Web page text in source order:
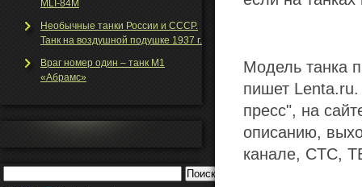
MLI-84M
Необычные танки Росcии и СССР.
Танк на воздушной подушке 1937 г.
Враг номер один – танк М1
«Абрамс»
Модель танка
пишет
пресс", на
описанию,
канале, CТС,